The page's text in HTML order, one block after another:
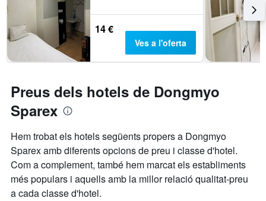
14 €
Ves a l'oferta
Preus dels hotels de Dongmyo
Sparex
Hem trobat els hotels següents propers a Dongmyo
Sparex amb diferents opcions de preu i classe d'hotel.
Com a complement, també hem marcat els establiments
més populars i aquells amb la millor relació qualitat-preu
a cada classe d'hotel.